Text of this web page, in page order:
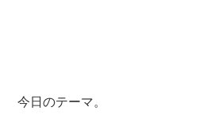
今日のテーマ。